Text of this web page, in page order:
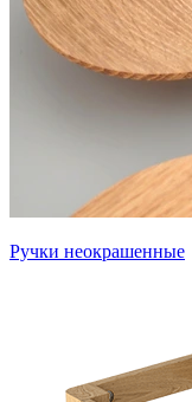
Ручки неокрашенные